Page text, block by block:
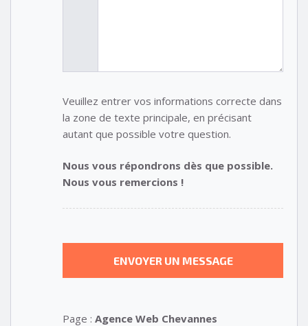
Veuillez entrer vos informations correcte dans
la zone de texte principale, en précisant
autant que possible votre question.
Nous vous répondrons dès que possible.
Nous vous remercions !
Page : Agence Web Chevannes